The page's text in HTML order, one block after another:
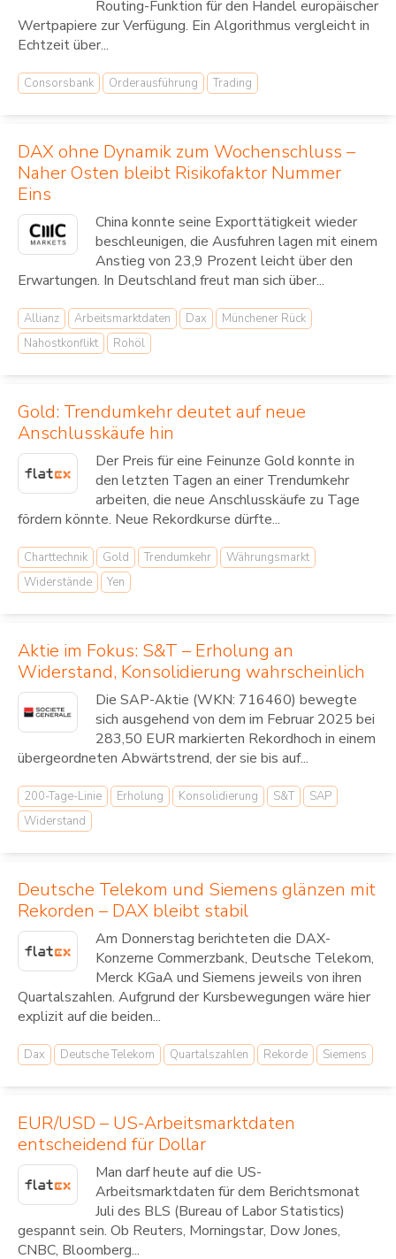
Routing-Funktion für den Handel europäischer
Wertpapiere zur Verfügung. Ein Algorithmus vergleicht in
Echtzeit über...
Consorsbank Orderausführung Trading
DAX ohne Dynamik zum Wochenschluss –
Naher Osten bleibt Risikofaktor Nummer
Eins
China konnte seine Exporttätigkeit wieder
beschleunigen, die Ausfuhren lagen mit einem
Anstieg von 23,9 Prozent leicht über den
Erwartungen. In Deutschland freut man sich über...
Allianz Arbeitsmarktdaten Dax
Münchener Rück
Nahostkonflikt
Rohöl
Gold: Trendumkehr deutet auf neue
Anschlusskäufe hin
Der Preis für eine Feinunze Gold konnte in
den letzten Tagen an einer Trendumkehr
arbeiten, die neue Anschlusskäufe zu Tage
fördern könnte. Neue Rekordkurse dürfte...
Charttechnik Gold Trendumkehr
Währungsmarkt
Widerstände
Yen
Aktie im Fokus: S&T – Erholung an
Widerstand, Konsolidierung wahrscheinlich
Die SAP-Aktie (WKN: 716460) bewegte
sich ausgehend von dem im Februar 2025 bei
283,50 EUR markierten Rekordhoch in einem
übergeordneten Abwärtstrend, der sie bis auf...
200-Tage-Linie Erholung Konsolidierung S&T
SAP
Widerstand
Deutsche Telekom und Siemens glänzen mit
Rekorden – DAX bleibt stabil
Am Donnerstag berichteten die DAX-
Konzerne Commerzbank, Deutsche Telekom,
Merck KGaA und Siemens jeweils von ihren
Quartalszahlen. Aufgrund der Kursbewegungen wäre hier
explizit auf die beiden...
Dax Deutsche Telekom Quartalszahlen Rekorde Siemens
EUR/USD – US-Arbeitsmarktdaten
entscheidend für Dollar
Man darf heute auf die US-
Arbeitsmarktdaten für dem Berichtsmonat
Juli des BLS (Bureau of Labor Statistics)
gespannt sein. Ob Reuters, Morningstar, Dow Jones,
CNBC, Bloomberg...